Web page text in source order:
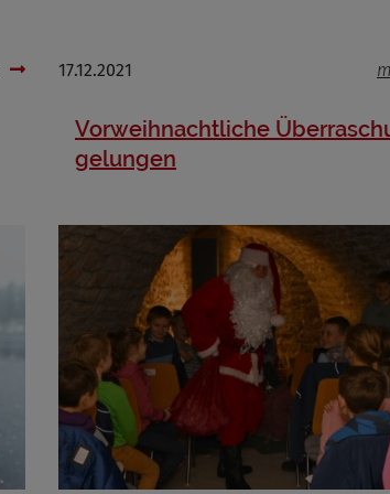
17.12.2021
Vorweihnachtliche
gelungen